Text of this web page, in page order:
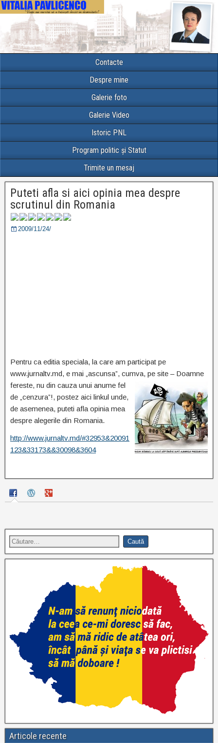
Contacte
Despre mine
Galerie foto
Galerie Video
Istoric PNL
Program politic și Statut
Trimite un mesaj
Puteti afla si aici opinia mea despre
scrutinul din Romania
2009/11/24/
Pentru ca editia speciala, la care am participat pe
www.jurnaltv.md, e mai „ascunsa”, cumva, pe site – Doamne
fereste, nu din cauza unui anume fel
de „cenzura”!, postez aici linkul unde,
de asemenea, puteti afla opinia mea
despre alegerile din Romania.
http://www.jurnaltv.md/#32953&20091
123&33173&&30098&3604
Articole recente